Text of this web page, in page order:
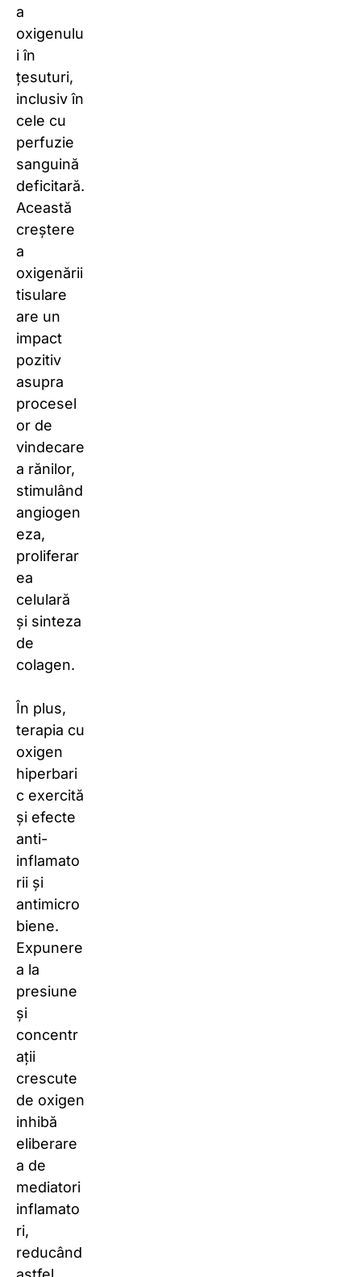
a
oxigenulu
i în
țesuturi,
inclusiv în
cele cu
perfuzie
sanguină
deficitară.
Această
creștere
a
oxigenării
tisulare
are un
impact
pozitiv
asupra
procesel
or de
vindecare
a rănilor,
stimulând
angiogen
eza,
proliferar
ea
celulară
și sinteza
de
colagen.
În plus,
terapia cu
oxigen
hiperbari
c exercită
și efecte
anti-
inflamato
rii și
antimicro
biene.
Expunere
a la
presiune
și
concentr
ații
crescute
de oxigen
inhibă
eliberare
a de
mediatori
inflamato
ri,
reducând